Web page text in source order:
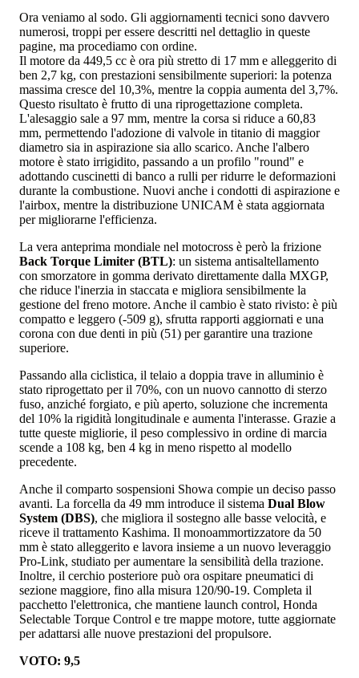
Ora veniamo al sodo. Gli aggiornamenti tecnici sono davvero
numerosi, troppi per essere descritti nel dettaglio in queste
pagine, ma procediamo con ordine.
Il motore da 449,5 cc è ora più stretto di 17 mm e alleggerito di
ben 2,7 kg, con prestazioni sensibilmente superiori: la potenza
massima cresce del 10,3%, mentre la coppia aumenta del 3,7%.
Questo risultato è frutto di una riprogettazione completa.
L'alesaggio sale a 97 mm, mentre la corsa si riduce a 60,83
mm, permettendo l'adozione di valvole in titanio di maggior
diametro sia in aspirazione sia allo scarico. Anche l'albero
motore è stato irrigidito, passando a un profilo "round" e
adottando cuscinetti di banco a rulli per ridurre le deformazioni
durante la combustione. Nuovi anche i condotti di aspirazione e
l'airbox, mentre la distribuzione UNICAM è stata aggiornata
per migliorarne l'efficienza.
La vera anteprima mondiale nel motocross è però la frizione
Back Torque Limiter (BTL): un sistema antisaltellamento
con smorzatore in gomma derivato direttamente dalla MXGP,
che riduce l'inerzia in staccata e migliora sensibilmente la
gestione del freno motore. Anche il cambio è stato rivisto: è più
compatto e leggero (-509 g), sfrutta rapporti aggiornati e una
corona con due denti in più (51) per garantire una trazione
superiore.
Passando alla ciclistica, il telaio a doppia trave in alluminio è
stato riprogettato per il 70%, con un nuovo cannotto di sterzo
fuso, anziché forgiato, e più aperto, soluzione che incrementa
del 10% la rigidità longitudinale e aumenta l'interasse. Grazie a
tutte queste migliorie, il peso complessivo in ordine di marcia
scende a 108 kg, ben 4 kg in meno rispetto al modello
precedente.
Anche il comparto sospensioni Showa compie un deciso passo
avanti. La forcella da 49 mm introduce il sistema Dual Blow
System (DBS), che migliora il sostegno alle basse velocità, e
riceve il trattamento Kashima. Il monoammortizzatore da 50
mm è stato alleggerito e lavora insieme a un nuovo leveraggio
Pro-Link, studiato per aumentare la sensibilità della trazione.
Inoltre, il cerchio posteriore può ora ospitare pneumatici di
sezione maggiore, fino alla misura 120/90-19. Completa il
pacchetto l'elettronica, che mantiene launch control, Honda
Selectable Torque Control e tre mappe motore, tutte aggiornate
per adattarsi alle nuove prestazioni del propulsore.
VOTO: 9,5